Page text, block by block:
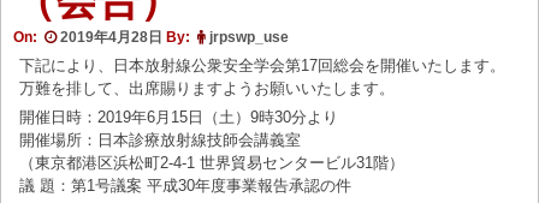
On: 2019年4月28日 By: jrpswp_use
下記により、日本放射線公衆安全学会第17回総会を開催いたします。
万難を排して、出席賜りますようお願いいたします。
開催日時：2019年6月15日（土）9時30分より
開催場所：日本診療放射線技師会講義室
（東京都港区浜松町2-4-1 世界貿易センタービル31階）
議 題：第1号議案 平成30年度事業報告承認の件